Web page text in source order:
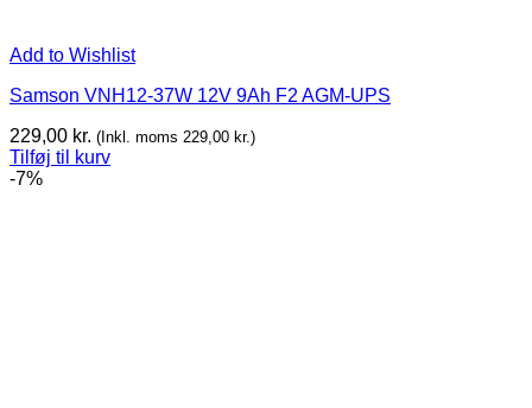
Add to Wishlist
Samson VNH12-37W 12V 9Ah F2 AGM-UPS
229,00 kr. (Inkl. moms 229,00 kr.)
Tilføj til kurv
-7%